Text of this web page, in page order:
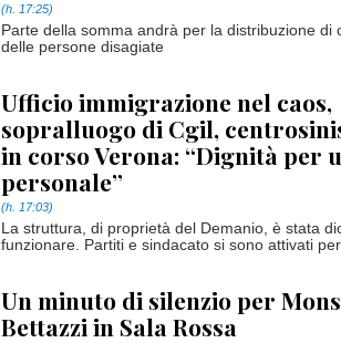
(h. 17:25)
Parte della somma andrà per la distribuzione di
delle persone disagiate
Ufficio immigrazione nel caos,
sopralluogo di Cgil,
in corso Verona: “Dignità per
personale”
(h. 17:03)
La struttura, di proprietà del Demanio, è stata
funzionare. Partiti e sindacato si sono attivati
Un minuto di silenzio per
Bettazzi in Sala Rossa